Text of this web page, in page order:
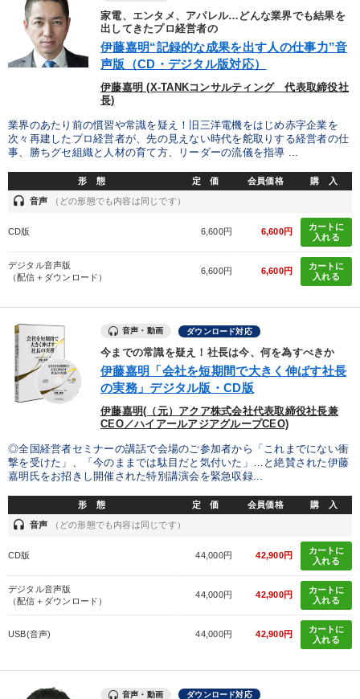
家電、エンタメ、アパレル…どんな業界でも結果を
出してきたプロ経営者の
伊藤嘉明“記録的な成果を出す人の仕事力”音
声版（CD・デジタル版対応）
伊藤嘉明 (X-TANKコンサルティング 代表取締役社
長)
業界のあたり前の慣習や常識を疑え！旧三洋電機をはじめ赤字企業を
次々再建したプロ経営者が、先の見えない時代を舵取りする経営者の仕
事、勝ちグセ組織と人材の育て方、リーダーの流儀を指導 ...
形 態 定 価 会員価格 購 入
headset 音声 （どの形態でも内容は同じです）
CD版 6,600円 6,600円
カートに
入れる
デジタル音声版
（配信＋ダウンロード）
6,600円 6,600円
カートに
入れる
音声・動画 ダウンロード対応
今までの常識を疑え！社長は今、何を為すべきか
伊藤嘉明「会社を短期間で大きく伸ばす社長
の実務」デジタル版・CD版
伊藤嘉明(（元）アクア株式会社代表取締役社長兼
CEO／ハイアールアジアグループCEO)
◎全国経営者セミナーの講話で会場のご参加者から「これまでにない衝
撃を受けた」、「今のままでは駄目だと気付いた」…と絶賛された伊藤
嘉明氏をお招きし開催された特別講演会を緊急収録...
形 態 定 価 会員価格 購 入
headset 音声 （どの形態でも内容は同じです）
CD版 44,000円 42,900円
カートに
入れる
デジタル音声版
（配信＋ダウンロード）
44,000円 42,900円
カートに
入れる
USB(音声) 44,000円 42,900円
カートに
入れる
音声・動画 ダウンロード対応